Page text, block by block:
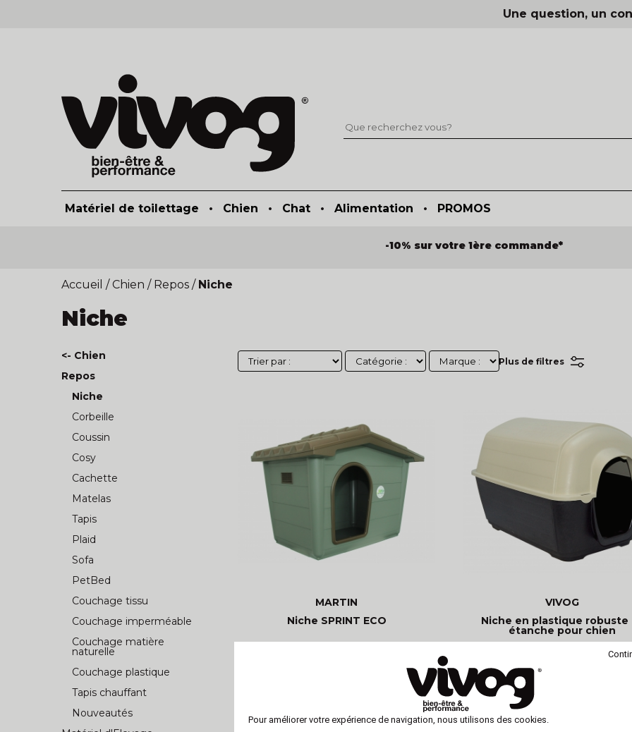
Une question, un
Matériel de toilettage • Chien • Chat • Alimentation • PROMOS
-10% sur votre 1ère commande*
Accueil / Chien / Repos / Niche
Niche
<- Chien
Repos
Niche
Corbeille
Coussin
Cosy
Cachette
Matelas
Tapis
Plaid
Sofa
PetBed
Couchage tissu
Couchage imperméable
Couchage matière
naturelle
Couchage plastique
Tapis chauffant
Nouveautés
Plus de filtres
MARTIN
Niche SPRINT ECO
VIVOG
Niche en plastique robuste
étanche pour chien
Pour améliorer votre expérience de navigation, nous utilisons des cookies.